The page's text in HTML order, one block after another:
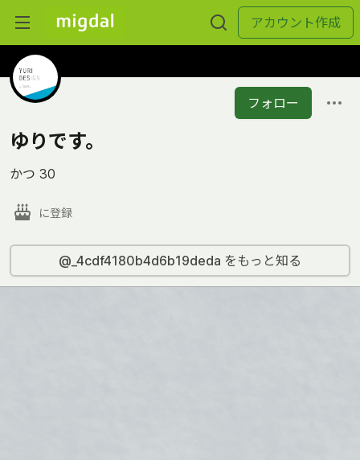
アカウント作成
フォロー
ゆりです。
かつ 30
に登録
@_4cdf4180b4d6b19deda をもっと知る